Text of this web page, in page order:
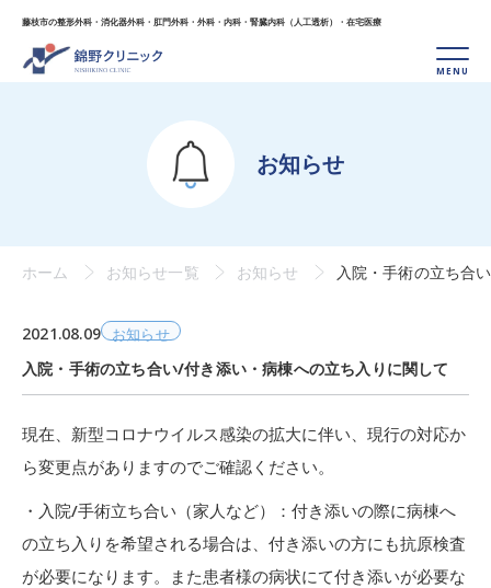
藤枝市の整形外科・消化器外科・肛門外科・外科・ 内科・腎臓内科（人工透析）・在宅医療
お知らせ
ホーム お知らせ一覧 お知らせ 入院・手術の立ち合
2021.08.09 お知らせ
入院・手術の立ち合い/付き添い・病棟への立ち入りに関して
現在、新型コロナウイルス感染の拡大に伴い、現行の対応か
ら変更点がありますのでご確認ください。
・入院/手術立ち合い（家人など）：付き添いの際に病棟へ
の立ち入りを希望される場合は、付き添いの方にも抗原検査
が必要になります。また患者様の病状にて付き添いが必要な